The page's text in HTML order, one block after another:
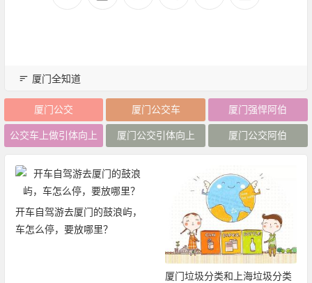
厦门全知道
厦门公交 厦门公交车 厦门强悍阿伯
公交车上做引体向上 厦门公交引体向上 厦门公交阿伯
开车自驾游去厦门的鼓浪屿，
车怎么停，要放哪里？
厦门垃圾分类和上海垃圾分类